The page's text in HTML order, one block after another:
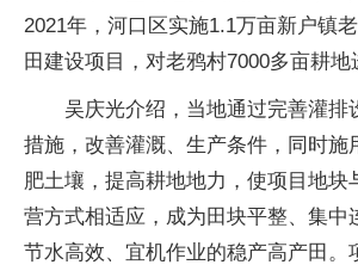
2021年，河口区实施1.1万亩新户镇
田建设项目，对老鸦村7000多亩耕地
吴庆光介绍，当地通过完善灌排
措施，改善灌溉、生产条件，同时施
肥土壤，提高耕地地力，使项目地块
营方式相适应，成为田块平整、集中
节水高效、宜机作业的稳产高产田。